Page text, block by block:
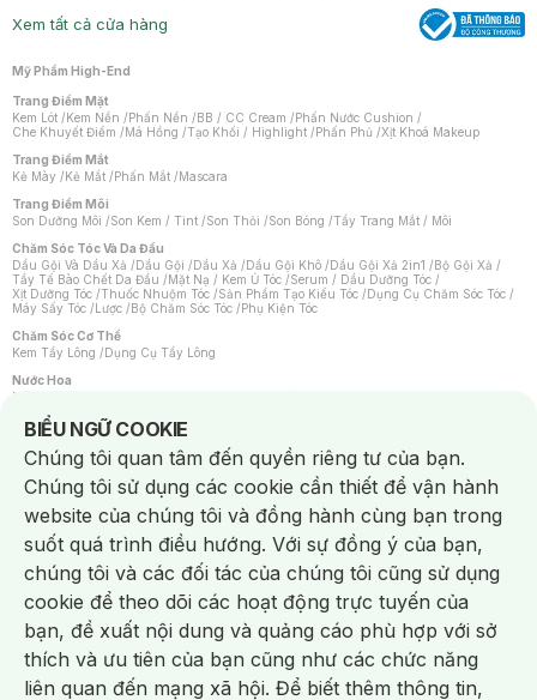
Xem tất cả cửa hàng
Mỹ Phẩm High-End
Trang Điểm Mặt
Kem Lót /Kem Nền /Phấn Nền /BB / CC Cream /Phấn Nước Cushion /
Che Khuyết Điểm /Má Hồng /Tạo Khối / Highlight /Phấn Phủ /Xịt Khoá Makeup
Trang Điểm Mắt
Kẻ Mày /Kẻ Mắt /Phấn Mắt /Mascara
Trang Điểm Môi
Son Dưỡng Môi /Son Kem / Tint /Son Thỏi /Son Bóng /Tẩy Trang Mắt / Môi
Chăm Sóc Tóc Và Da Đầu
Dầu Gội Và Dầu Xả /Dầu Gội /Dầu Xả /Dầu Gội Khô /Dầu Gội Xả 2in1 /Bộ Gội Xả /
Tẩy Tế Bào Chết Da Đầu /Mặt Nạ / Kem Ủ Tóc /Serum / Dầu Dưỡng Tóc /
Xịt Dưỡng Tóc /Thuốc Nhuộm Tóc /Sản Phẩm Tạo Kiểu Tóc /Dụng Cụ Chăm Sóc Tóc /
Máy Sấy Tóc /Lược /Bộ Chăm Sóc Tóc /Phụ Kiện Tóc
Chăm Sóc Cơ Thể
Kem Tẩy Lông /Dụng Cụ Tẩy Lông
Nước Hoa
Nước Hoa Nữ
Chăm Sóc Cá Nhân
Chống Muỗi /Khẩu Trang /Máy Massage/Mặt Nạ Xông Hơi /Nước Rửa Tay/
Sản Phẩm Chăm Sóc Khác /Bàn Chải Đánh Răng /Bàn Chải Điện/
Hỗ Trợ Trắng Răng/Kem Đánh Răng /Máy Tăm Nước/ Nước Súc Miệng/
Tăm / Chỉ Nha Khoa/ Xịt Thơm Miệng / Dung Dịch Vệ Sinh/Dưỡng Vùng Kín/
Khăn Ướt Vệ Sinh Vùng Kín/Băng Vệ Sinh/Tampon/Bọt Cạo Râu /Dao Cạo Râu/
Máy Cạo Râu
Vấn Đề Về Da
Da Dầu / Lỗ Chân Lông To/ Da Khô / Mất Nước/ Da Lão Hóa/ Da Mụn/
Da Nhạy Cảm / Kích Ứng
Da Xỉn Màu Thâm / Nám / Tàn Nhang
Quầng Thâm & Bọng Mắt /Sẹo /Viêm Da Cơ Địa
Dụng Cụ / Phụ Kiện Chăm Sóc Da
Bông Tẩy Trang
Khăn Lau Mặt Khô Dụng Cụ / Máy Rửa Mặt Máy Chăm Sóc Da
Dụng Cụ Chăm Sóc Khác
BIỂU NGỮ COOKIE
Notice about cookies usage
Chúng tôi quan tâm đến quyền riêng tư của bạn.
Chúng tôi sử dụng các cookie cần thiết để vận hành
website của chúng tôi và đồng hành cùng bạn trong
suốt quá trình điều hướng. Với sự đồng ý của bạn,
chúng tôi và các đối tác của chúng tôi cũng sử dụng
cookie để theo dõi các hoạt động trực tuyến của
bạn, đề xuất nội dung và quảng cáo phù hợp với sở
thích và ưu tiên của bạn cũng như các chức năng
liên quan đến mạng xã hội. Để biết thêm thông tin,